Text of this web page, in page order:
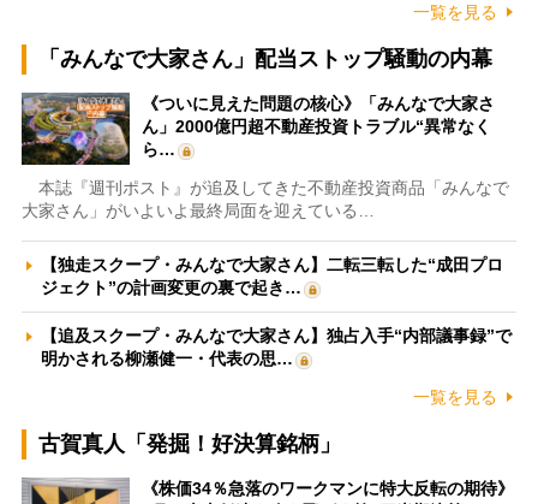
一覧を見る
「みんなで大家さん」配当ストップ騒動の内幕
《ついに見えた問題の核心》「みんなで大家さ
ん」2000億円超不動産投資トラブル“異常なく
ら…
本誌『週刊ポスト』が追及してきた不動産投資商品「みんなで
大家さん」がいよいよ最終局面を迎えている…
【独走スクープ・みんなで大家さん】二転三転した“成田プロ
ジェクト”の計画変更の裏で起き…
【追及スクープ・みんなで大家さん】独占入手“内部議事録”で
明かされる柳瀬健一・代表の思…
一覧を見る
古賀真人「発掘！好決算銘柄」
《株価34％急落のワークマンに特大反転の期待》